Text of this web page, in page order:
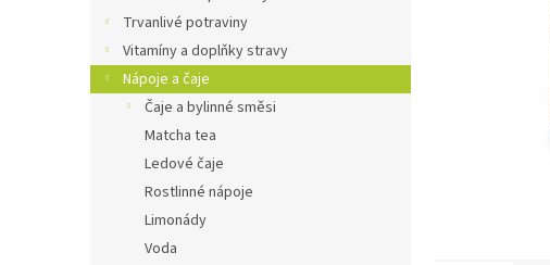
l
Trvanlivé potraviny
Vitamíny a doplňky stravy
Nápoje a čaje
Čaje a bylinné směsi
Matcha tea
Ledové čaje
Rostlinné nápoje
Limonády
Voda